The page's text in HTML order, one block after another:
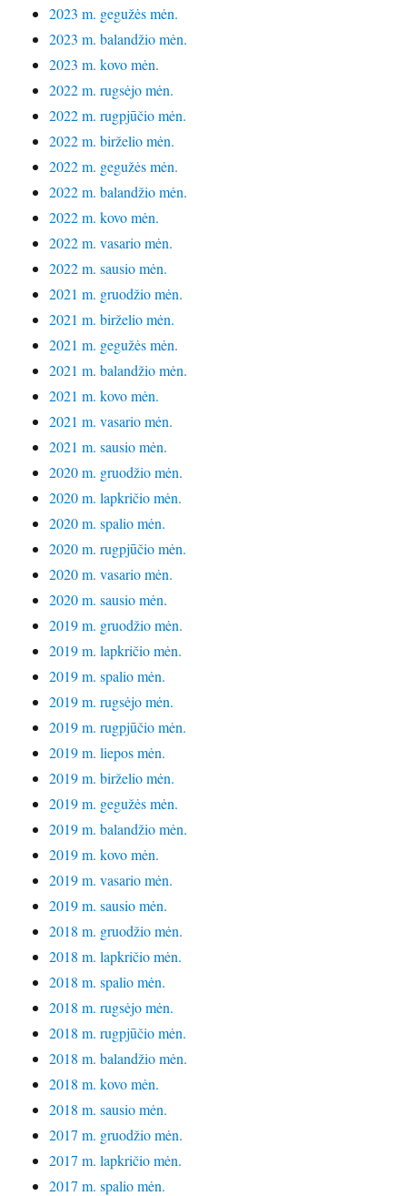
2023 m. gegužės mėn.
2023 m. balandžio mėn.
2023 m. kovo mėn.
2022 m. rugsėjo mėn.
2022 m. rugpjūčio mėn.
2022 m. birželio mėn.
2022 m. gegužės mėn.
2022 m. balandžio mėn.
2022 m. kovo mėn.
2022 m. vasario mėn.
2022 m. sausio mėn.
2021 m. gruodžio mėn.
2021 m. birželio mėn.
2021 m. gegužės mėn.
2021 m. balandžio mėn.
2021 m. kovo mėn.
2021 m. vasario mėn.
2021 m. sausio mėn.
2020 m. gruodžio mėn.
2020 m. lapkričio mėn.
2020 m. spalio mėn.
2020 m. rugpjūčio mėn.
2020 m. vasario mėn.
2020 m. sausio mėn.
2019 m. gruodžio mėn.
2019 m. lapkričio mėn.
2019 m. spalio mėn.
2019 m. rugsėjo mėn.
2019 m. rugpjūčio mėn.
2019 m. liepos mėn.
2019 m. birželio mėn.
2019 m. gegužės mėn.
2019 m. balandžio mėn.
2019 m. kovo mėn.
2019 m. vasario mėn.
2019 m. sausio mėn.
2018 m. gruodžio mėn.
2018 m. lapkričio mėn.
2018 m. spalio mėn.
2018 m. rugsėjo mėn.
2018 m. rugpjūčio mėn.
2018 m. balandžio mėn.
2018 m. kovo mėn.
2018 m. sausio mėn.
2017 m. gruodžio mėn.
2017 m. lapkričio mėn.
2017 m. spalio mėn.